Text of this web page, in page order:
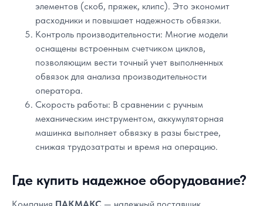
элементов (скоб, пряжек, клипс). Это экономит
расходники и повышает надежность обвязки.
Контроль производительности: Многие модели
оснащены встроенным счетчиком циклов,
позволяющим вести точный учет выполненных
обвязок для анализа производительности
оператора.
Скорость работы: В сравнении с ручным
механическим инструментом, аккумуляторная
машинка выполняет обвязку в разы быстрее,
снижая трудозатраты и время на операцию.
Где купить надежное оборудование?